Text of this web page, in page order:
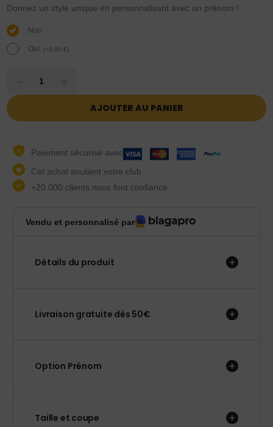
Donnez un style unique en personnalisant avec un prénom !
Non
Oui. (+5,00€)
AJOUTER AU PANIER
Paiement sécurisé avec
Cet achat soutient votre club
+20 000 clients nous font confiance
Vendu et personnalisé par
Détails du produit
Livraison gratuite dès 50€
Option Prénom
Taille et coupe